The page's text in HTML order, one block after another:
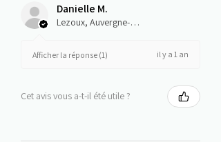
Danielle M.
Lezoux, Auvergne-Rhône-Alpes
Afficher la réponse (1) il y a 1 an
Cet avis vous a-t-il été utile ?